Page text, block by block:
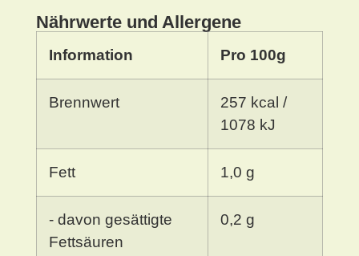
Nährwerte und Allergene
Information Pro 100g
Brennwert
257 kcal /
1078 kJ
Fett 1,0 g
- davon gesättigte
Fettsäuren
0,2 g